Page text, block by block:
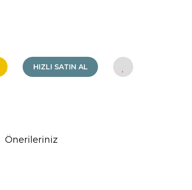
HIZLI SATIN AL
Önerileriniz